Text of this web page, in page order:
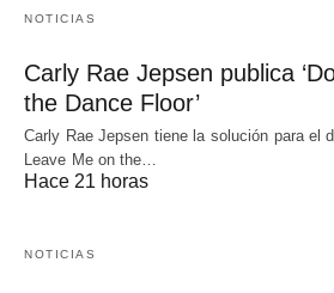
NOTICIAS
Carly Rae Jepsen publica
the Dance Floor’
Carly Rae Jepsen tiene la solución para el
Leave Me on the…
Hace 21 horas
NOTICIAS